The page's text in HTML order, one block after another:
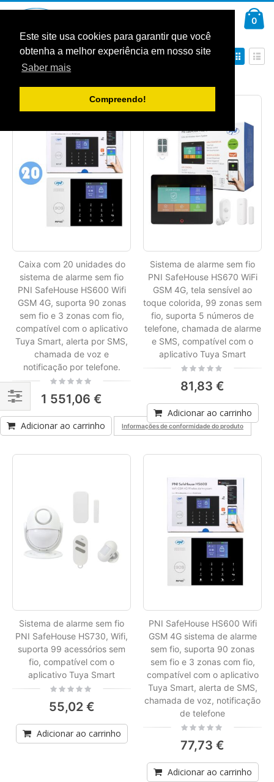
Este site usa cookies para garantir que você
obtenha a melhor experiência em nosso site
Saber mais
Compreendo!
Conteúdo
0
Ordenar por
Definir
Ver
como
Caixa com 20 unidades do
sistema de alarme sem fio
PNI SafeHouse HS600 Wifi
GSM 4G, suporta 90 zonas
sem fio e 3 zonas com fio,
compatível com o aplicativo
Tuya Smart, alerta por SMS,
chamada de voz e
notificação por telefone.
Rating:
1 551,06 €
Adicionar ao carrinho Informações de conformidade do produto
Sistema de alarme sem fio
PNI SafeHouse HS670 WiFi
GSM 4G, tela sensível ao
toque colorida, 99 zonas sem
fio, suporta 5 números de
telefone, chamada de alarme
e SMS, compatível com o
aplicativo Tuya Smart
Rating:
81,83 €
Adicionar ao carrinho
Sistema de alarme sem fio
PNI SafeHouse HS730, Wifi,
suporta 99 acessórios sem
fio, compatível com o
aplicativo Tuya Smart
Rating:
55,02 €
Adicionar ao carrinho
PNI SafeHouse HS600 Wifi
GSM 4G sistema de alarme
sem fio, suporta 90 zonas
sem fio e 3 zonas com fio,
compatível com o aplicativo
Tuya Smart, alerta de SMS,
chamada de voz, notificação
de telefone
Rating:
77,73 €
Adicionar ao carrinho
Filtrar
Por